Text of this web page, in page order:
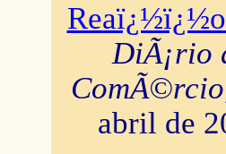
DiÃ¡rio
ComÃ©rcio
abril de